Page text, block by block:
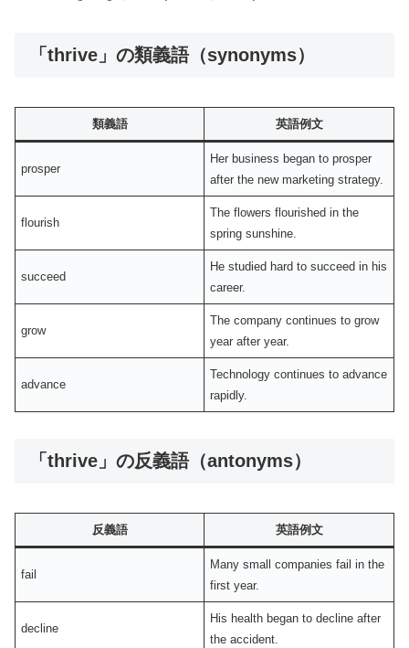
「thrive」の類義語（synonyms）
類義語 英語例文
prosper
Her business began to prosper
after the new marketing strategy.
flourish
The flowers flourished in the
spring sunshine.
succeed
He studied hard to succeed in his
career.
grow
The company continues to grow
year after year.
advance
Technology continues to advance
rapidly.
「thrive」の反義語（antonyms）
反義語 英語例文
fail
Many small companies fail in the
first year.
decline
His health began to decline after
the accident.